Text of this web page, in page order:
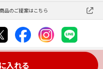
入れる
商品のご提案はこちら